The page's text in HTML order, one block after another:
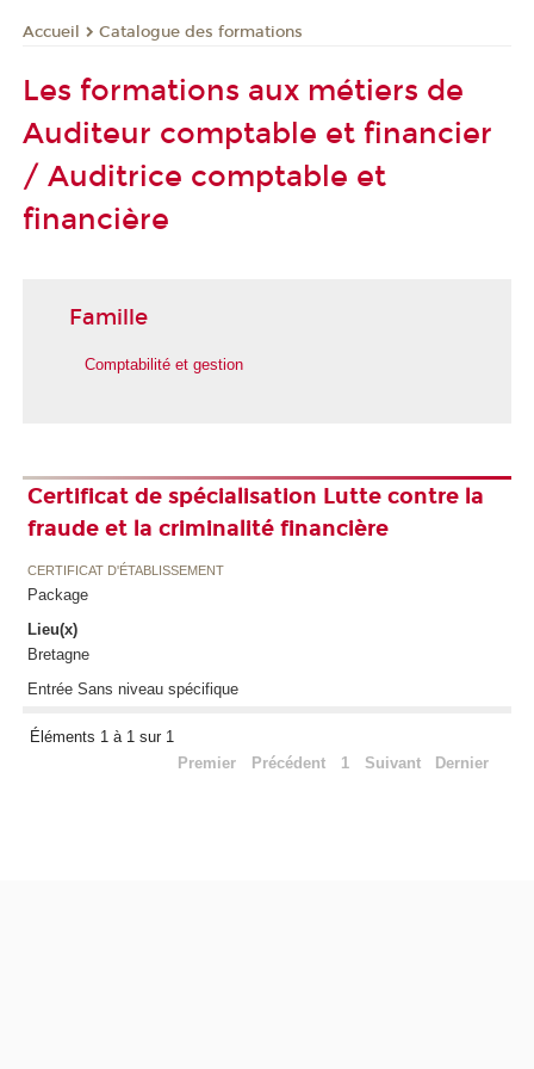
Accueil Catalogue des formations
Les formations aux métiers de
Auditeur comptable et financier
/ Auditrice comptable et
financière
Famille
Comptabilité et gestion
Certificat de spécialisation Lutte contre la
fraude et la criminalité financière
CERTIFICAT D'ÉTABLISSEMENT
Package
Lieu(x)
Bretagne
Entrée Sans niveau spécifique
Éléments 1 à 1 sur 1
Premier
Précédent 1 Suivant Dernier